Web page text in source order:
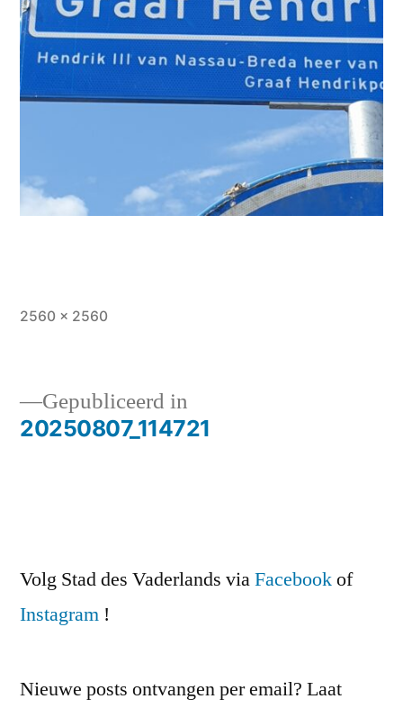
Volledige
2560 × 2560
Bericht
Gepubliceerd in
20250807_114721
Volg Stad des Vaderlands viaFacebookof
Instagram !
Nieuwe posts ontvangen per email? Laat